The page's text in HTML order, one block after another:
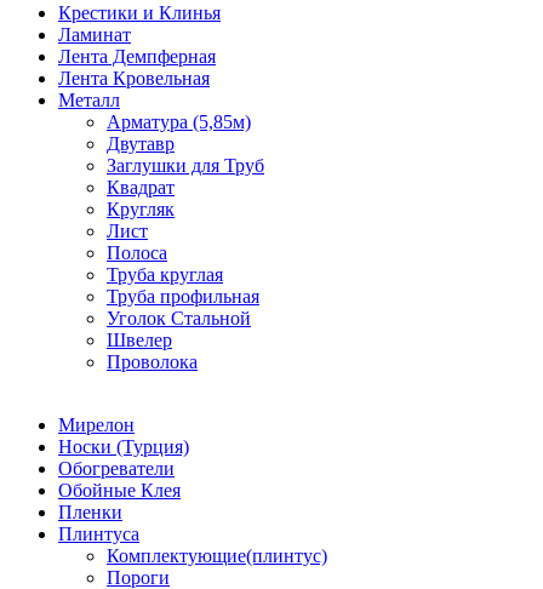
Крестики и Клинья
Ламинат
Лента Демпферная
Лента Кровельная
Металл
Арматура (5,85м)
Двутавр
Заглушки для Труб
Квадрат
Кругляк
Лист
Полоса
Труба круглая
Труба профильная
Уголок Стальной
Швелер
Проволока
Мирелон
Носки (Турция)
Обогреватели
Обойные Клея
Пленки
Плинтуса
Комплектующие(плинтус)
Пороги